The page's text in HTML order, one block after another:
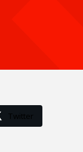
Twitter